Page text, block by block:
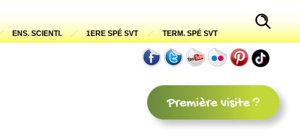
ENS. SCIENTI. 1ERE SPÉ SVT TERM. SPÉ SVT